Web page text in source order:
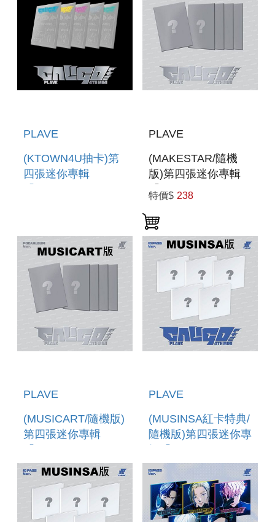
PLAVE
(KTOWN4U抽卡)第
四張迷你專輯
版)
PLAVE
(MAKESTAR/隨機
版)第四張迷你專輯
「CALIGO
PT.2(POCAALBUM
VER.)」 (韓國進口
版)
特價$ 238
PLAVE
(MUSICART/隨機版)
第四張迷你專輯
PT.2(POCAALBUM
VER.)」 (韓國進口
PLAVE
(MUSINSA紅卡特典/
隨機版)第四張迷你專
PT.2(ID PASS VER.)
(韓國進口版)